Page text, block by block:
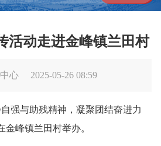
活动走进金峰镇兰田村
心 2025-05-26 08:59
与助残精神，凝聚团结奋进力
金峰镇兰田村举办。